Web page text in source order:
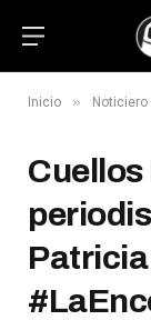
Inicio » Noticiero